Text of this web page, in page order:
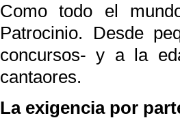
Como todo el
Patrocinio. Desde
concursos- y a la
cantaores.
La exigencia por